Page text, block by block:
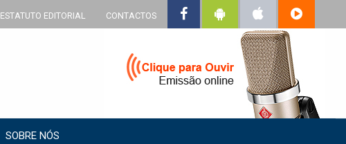
ESTATUTO EDITORIAL CONTACTOS
SOBRE NÓS